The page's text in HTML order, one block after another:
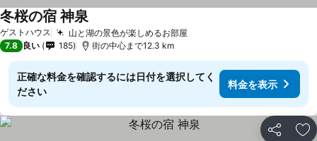
ゲストハウス 山と湖の景色が楽しめるお部屋
冬桜の宿 神泉
7.8 良い 185 街の中心まで12.3 km
正確な料金を確認するには日付を選択してく
ださい
料金を表示
シェア お